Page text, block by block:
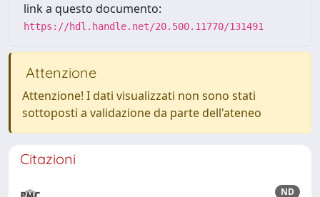
link a questo documento:
https://hdl.handle.net/20.500.11770/131491
Attenzione
Attenzione! I dati visualizzati non sono stati
sottoposti a validazione da parte dell'ateneo
Citazioni
ND